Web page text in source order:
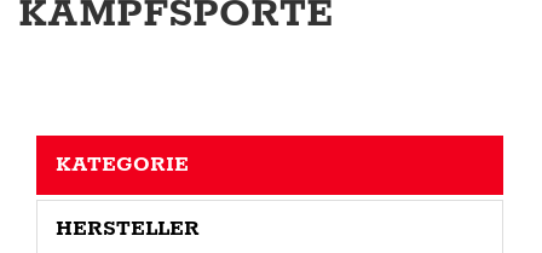
KAMPFSPORTE
KATEGORIE
HERSTELLER